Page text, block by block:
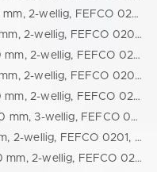
Faltkarton DD30, 460 x 300 x 250 mm, 2-wellig, FEFCO 0201, braun (24460300250)
Faltkarton DD35, 465 x 320 x 320 mm, 2-wellig, FEFCO 0201, braun (77715521401)
Faltkarton DD40, 460 x 300 x 380 mm, 2-wellig, FEFCO 0201, braun (24460300380)
Faltkarton DD42, 485 x 285 x 250 mm, 2-wellig, FEFCO 0201, braun (24480220220)
Faltkarton DD45, 500 x 400 x 300 mm, 2-wellig, FEFCO 0201, braun (24500400300)
Faltkarton DD450, 1170 x 770 x 550 mm, 3-wellig, FEFCO 0201, braun (77712012628)
Faltkarton DD5, 270 x 250 x 135 mm, 2-wellig, FEFCO 0201, braun (24270250135)
Faltkarton DD50, 500 x 400 x 400 mm, 2-wellig, FEFCO 0201, braun (24500400400)